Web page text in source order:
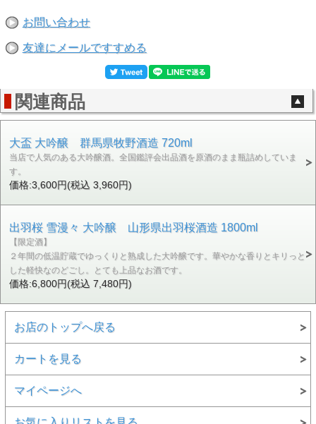
お問い合わせ
友達にメールですすめる
関連商品
大盃 大吟醸 群馬県牧野酒造 720ml
当店で人気のある大吟醸酒。全国鑑評会出品酒を原酒のまま瓶詰めしていま
す。
価格:3,600円(税込 3,960円)
出羽桜 雪漫々 大吟醸 山形県出羽桜酒造 1800ml
【限定酒】
２年間の低温貯蔵でゆっくりと熟成した大吟醸です。華やかな香りとキリっと
した軽快なのどごし。とても上品なお酒です。
価格:6,800円(税込 7,480円)
お店のトップへ戻る
カートを見る
マイページへ